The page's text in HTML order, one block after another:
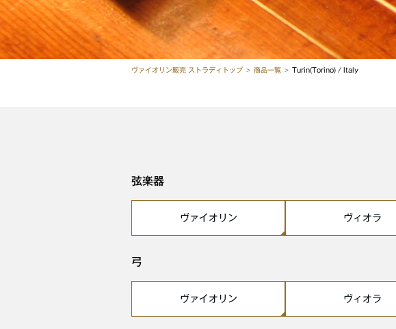
ヴァイオリン販売 ストラディトップ 商品一覧 Turin(Torino) / Italy
弦楽器
ヴァイオリン ヴィオラ
弓
ヴァイオリン ヴィオラ